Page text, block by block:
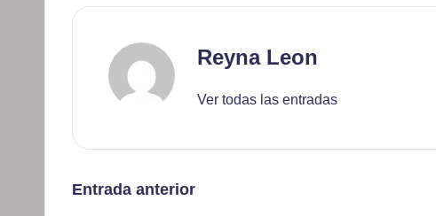
Reyna Leon
Ver todas las entradas
Navegación
Entrada anterior